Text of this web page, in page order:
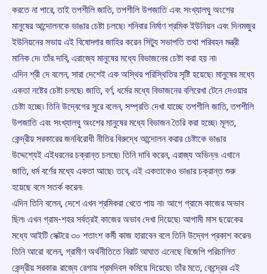
করতে না পারে, তাই তপশীলি জাতি, তপশীলি উপজাতি এবং সংখ্যালঘু অংশের
মানুষের আন্দোলনকে ভাঙার চেষ্টা চলছে৷ শনিবার নির্মাণ শ্রমিক ইউনিয়ন এবং দিনমজুর
ইউনিয়নের সভায় এই বিষোদ্গার জাহির করেন সিট্যু সভাপতি তথা পরিবহন মন্ত্রী
মানিক দে৷ তাঁর দাবি, এরাজ্যে মানুষের মধ্যে বিভাজনের চেষ্টা করা হয় না৷
এদিন শ্রী দে বলেন, সারা দেশেই এক অস্থির পরিস্থিতির সৃষ্টি হয়েছে৷ মানুষের মধ্যে
একতা নষ্টের চেষ্টা চলছে৷ জাতি, বর্ণ, ধর্মের মধ্যে বিভাজনের বলিরেখা টেনে দেওয়ার
চেষ্টা হচ্ছে৷ তিনি উদ্বেগের সুরে বলেন, সম্প্রতি দেখা যাচ্ছে তপশীলি জাতি, তপশীলি
উপজাতি এবং সংখ্যালঘু অংশের মানুষের মধ্যে বিভাজন তৈরি করা হচ্ছে৷ মূলত,
কেন্দ্রীয় সরকারের জনবিরোধী নীতির বিরুদ্ধে আন্দোলন করার চেষ্টাকে ভাঙার
উদ্দেশ্যেই এইধরনের চক্রান্ত চলছে৷ তিনি দাবি করেন, এরাজ্য অভিন্ন৷ এখানে
জাতি, ধর্ম বর্ণের মধ্যে একতা আছে৷ তবে, এই একতাকেও ভাঙার চক্রান্ত শুরু
হয়েছে বলে সতর্ক করেন৷
এদিন তিনি বলেন, দেশে এখন শ্রমিকরা খেতে পায় না৷ আগে গ্রামে কাজের অভাব
ছিল৷ এখন গ্রাম-শহর সর্বত্রই কাজের অভাব দেখা দিয়েছে৷ আগামী মাস ছয়েকের
মধ্যে আইটি সেক্টরে ৩০ শতাংশ কর্মী কাজ হারাবেন বলে তিনি উদ্বেগ প্রকাশ করেন৷
তিনি আরো বলেন, গ্রামীণ অর্থনীতিতে বিরাট আঘাত এনেছে বিজেপি পরিচালিত
কেন্দ্রীয় সরকার৷ রাজ্যে রেগায় শ্রমদিবস কমিয়ে দিয়েছে৷ তাঁর মতে, কেন্দ্রের এই